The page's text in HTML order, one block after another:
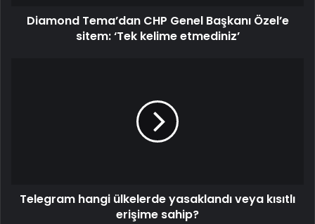
etmediniz’
Diamond Tema’dan CHP Genel Başkanı Özel’e
sitem: ‘Tek kelime etmediniz’
Telegram hangi ülkelerde yasaklandı veya kısıtlı
erişime sahip?